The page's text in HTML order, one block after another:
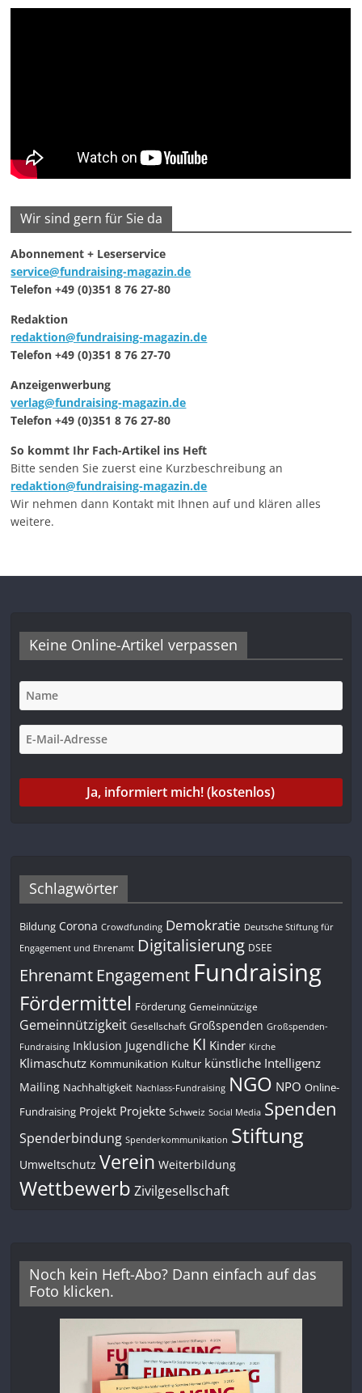
Wir sind gern für Sie da
Abonnement + Leserservice
service@fundraising-magazin.de
Telefon +49 (0)351 8 76 27-80
Redaktion
redaktion@fundraising-magazin.de
Telefon +49 (0)351 8 76 27-70
Anzeigenwerbung
verlag@fundraising-magazin.de
Telefon +49 (0)351 8 76 27-80
So kommt Ihr Fach-Artikel ins Heft
Bitte senden Sie zuerst eine Kurzbeschreibung an
redaktion@fundraising-magazin.de
Wir nehmen dann Kontakt mit Ihnen auf und klären alles
weitere.
Keine Online-Artikel verpassen
Schlagwörter
Bildung Corona Crowdfunding Demokratie Deutsche Stiftung für
Engagement und Ehrenamt Digitalisierung DSEE
Ehrenamt Engagement Fundraising
Fördermittel Förderung Gemeinnützige
Gemeinnützigkeit Gesellschaft Großspenden Großspenden-
Fundraising Inklusion Jugendliche KI Kinder Kirche
Klimaschutz Kommunikation Kultur künstliche Intelligenz
Mailing Nachhaltigkeit Nachlass-Fundraising NGO NPO Online-
Fundraising Projekt Projekte Schweiz Social Media Spenden
Spenderbindung Spenderkommunikation Stiftung
Umweltschutz Verein Weiterbildung
Wettbewerb Zivilgesellschaft
Noch kein Heft-Abo? Dann einfach auf das
Foto klicken.